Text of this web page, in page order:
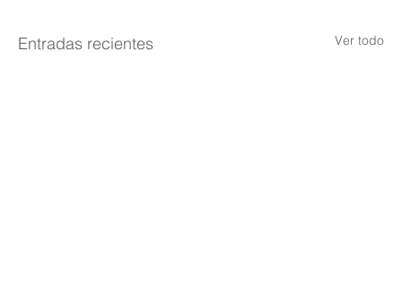
Entradas recientes Ver todo